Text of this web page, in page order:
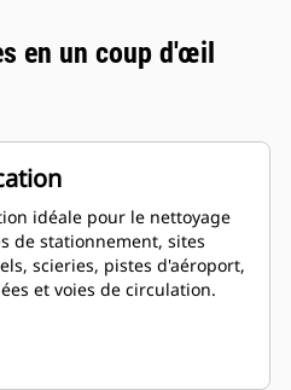
en un coup d'œil
idéale pour le nettoyage
de stationnement, sites
scieries, pistes d'aéroport,
et voies de circulation.